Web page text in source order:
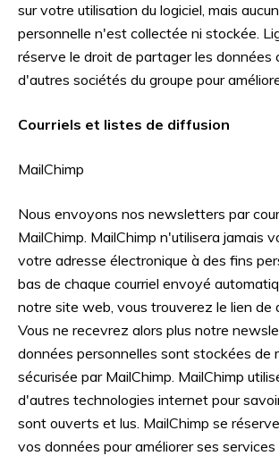
sur votre utilisation du logiciel, mais
personnelle n'est collectée ni stockée.
réserve le droit de partager les données
d'autres sociétés du groupe pour
Courriels et listes de diffusion
MailChimp
Nous envoyons nos newsletters par
MailChimp. MailChimp n'utilisera jamais
votre adresse électronique à des fins
bas de chaque courriel envoyé
notre site web, vous trouverez le lien de
Vous ne recevrez alors plus notre
données personnelles sont stockées de
sécurisée par MailChimp. MailChimp
d'autres technologies internet pour
sont ouverts et lus. MailChimp se
vos données pour améliorer ses